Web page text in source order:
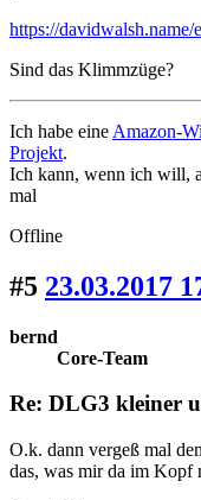
https://davidwalsh.name/
Sind das Klimmzüge?
Ich habe eine Amazon-
Projekt.
Ich kann, wenn ich will,
mal
Offline
#5 23.03.2017
bernd
Core-Team
Re: DLG3 kleiner
O.k. dann vergeß mal
das, was mir da im Kopf